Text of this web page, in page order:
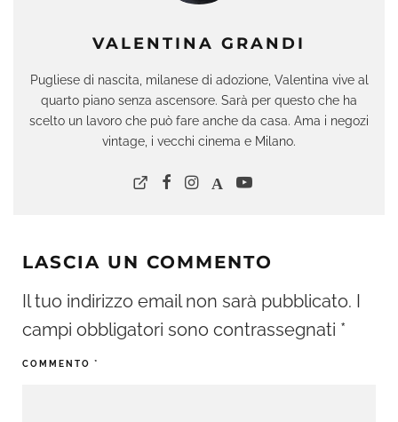
VALENTINA GRANDI
Pugliese di nascita, milanese di adozione, Valentina vive al
quarto piano senza ascensore. Sarà per questo che ha
scelto un lavoro che può fare anche da casa. Ama i negozi
vintage, i vecchi cinema e Milano.
LASCIA UN COMMENTO
Il tuo indirizzo email non sarà pubblicato. I
campi obbligatori sono contrassegnati *
COMMENTO *